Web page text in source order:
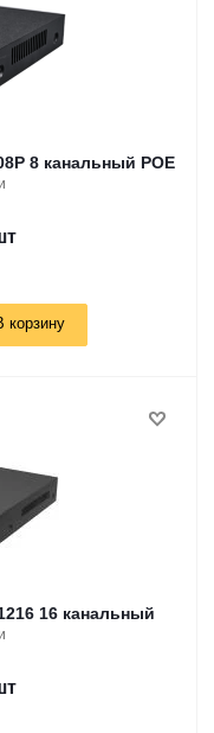
8 канальный POE
корзину
16 канальный